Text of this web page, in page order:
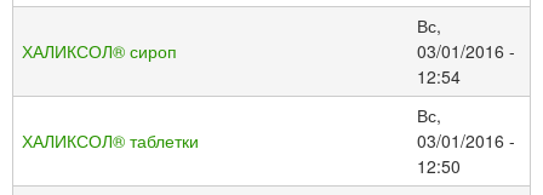
ХАЛИКСОЛ® сироп
Вс,
03/01/2016 -
12:54
ХАЛИКСОЛ® таблетки
Вс,
03/01/2016 -
12:50